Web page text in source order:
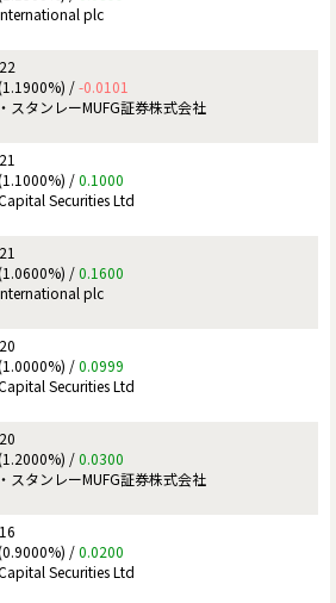
plc
/-0.0101
スタンレーMUFG証券株式会社
/0.1000
Securities Ltd
/0.1600
plc
/0.0999
Securities Ltd
/0.0300
スタンレーMUFG証券株式会社
/0.0200
Securities Ltd